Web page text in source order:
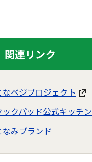
関連リンク
なベジプロジェクト
ックパッド公式キッチン
なみブランド